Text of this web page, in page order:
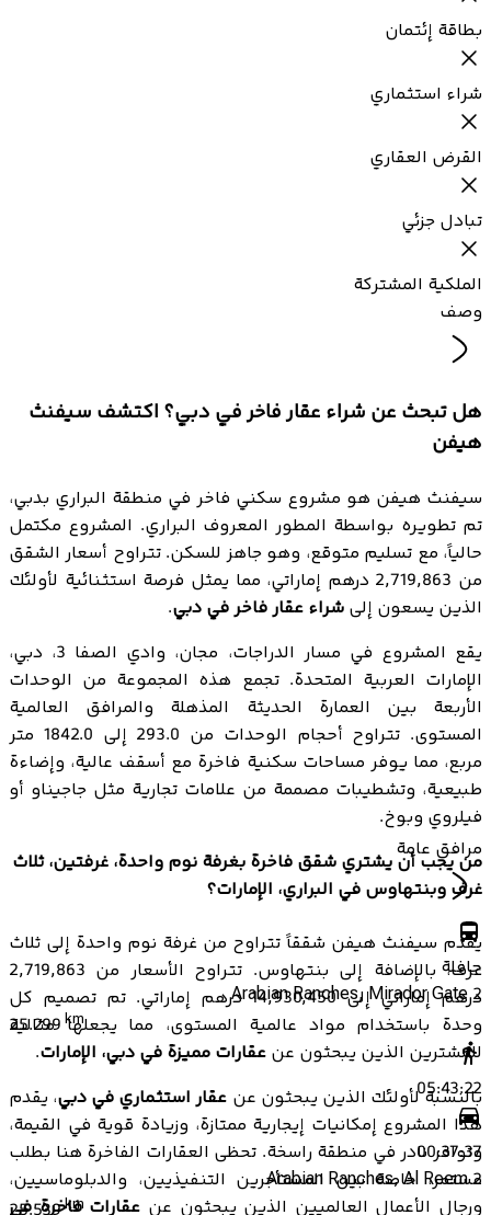
بطاقة إئتمان
شراء استثماري
القرض العقاري
تبادل جزئي
الملكية المشتركة
وصف
هل تبحث عن شراء عقار فاخر في دبي؟ اكتشف سيفنث
هيفن
سيفنث هيفن هو مشروع سكني فاخر في منطقة البراري بدبي،
تم تطويره بواسطة المطور المعروف البراري. المشروع مكتمل
حالياً، مع تسليم متوقع، وهو جاهز للسكن. تتراوح أسعار الشقق
من 2,719,863 درهم إماراتي، مما يمثل فرصة استثنائية لأولئك
الذين يسعون إلى شراء عقار فاخر في دبي.
يقع المشروع في مسار الدراجات، مجان، وادي الصفا 3، دبي،
الإمارات العربية المتحدة. تجمع هذه المجموعة من الوحدات
الأربعة بين العمارة الحديثة المذهلة والمرافق العالمية
المستوى. تتراوح أحجام الوحدات من 293.0 إلى 1842.0 متر
مربع، مما يوفر مساحات سكنية فاخرة مع أسقف عالية، وإضاءة
طبيعية، وتشطيبات مصممة من علامات تجارية مثل جاجيناو أو
فيلروي وبوخ.
من يجب أن يشتري شقق فاخرة بغرفة نوم واحدة، غرفتين، ثلاث
غرف وبنتهاوس في البراري، الإمارات؟
يقدم سيفنث هيفن شققاً تتراوح من غرفة نوم واحدة إلى ثلاث
غرف، بالإضافة إلى بنتهاوس. تتراوح الأسعار من 2,719,863
درهم إماراتي إلى 14,930,450 درهم إماراتي. تم تصميم كل
وحدة باستخدام مواد عالمية المستوى، مما يجعلها مثالية
للمشترين الذين يبحثون عن عقارات مميزة في دبي، الإمارات.
بالنسبة لأولئك الذين يبحثون عن عقار استثماري في دبي، يقدم
هذا المشروع إمكانيات إيجارية ممتازة، وزيادة قوية في القيمة،
وتوافر نادر في منطقة راسخة. تحظى العقارات الفاخرة هنا بطلب
مستمر، خاصة بين المستأجرين التنفيذيين، والدبلوماسيين،
ورجال الأعمال العالميين الذين يبحثون عن عقارات فاخرة في
مرافق عامة
حافلة
Arabian Ranches, Mirador Gate 2
25.299 km
05:43:22
00:37:37
Arabian Ranches, Al Reem 2
km